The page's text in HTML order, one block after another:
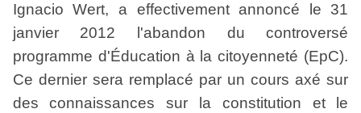
Ignacio Wert, a effectivement annoncé le 31
janvier 2012 l'abandon du controversé
programme d'Éducation à la citoyenneté (EpC).
Ce dernier sera remplacé par un cours axé sur
des connaissances sur la constitution et le